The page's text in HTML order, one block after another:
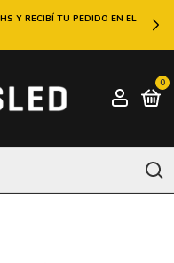
Y RECIBÍ TU PEDIDO EN EL
0